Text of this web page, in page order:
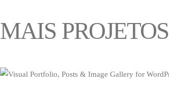
MAIS PROJETOS